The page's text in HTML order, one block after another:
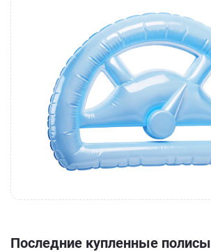
Последние купленные полисы